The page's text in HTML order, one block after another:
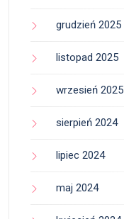
grudzień 2025
listopad 2025
wrzesień 2025
sierpień 2024
lipiec 2024
maj 2024